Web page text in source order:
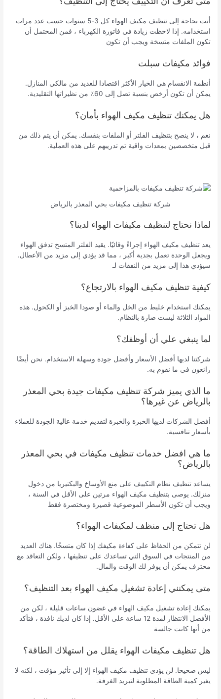
أنت بحاجة إلى تنظيف مكيف الهواء كل 3-5 سنوات حسب عدد مرات
استخدامه. إذا لاحظت زيادة في فاتورة الكهرباء ، فمن المحتمل أن
تكون الملفات متسخة ويجب أن تكون
فوائد مكيفات سبلت
أنظمة الانقسام هي الخيار الأكثر اقتصادا للعديد من مالكي المنازل.
يمكن أن تكون أرخص بنسبة تصل إلى 60٪ من نظيراتها التقليدية.
هل يمكنك تنظيف مكيف الهواء بأمان؟
نعم ، لا ينصح بتنظيف الفلتر أو الملفات بنفسك. يمكن أن يتم ذلك من
قبل متخصصين بمعدات واقية تم تدريبهم على هذه العملية.
شركة تنظيف مكيفات بحي المعذر بالرياض
لماذا نحتاج لتنظيف مكيفات الهواء لدينا؟
يعد تنظيف مكيف الهواء إجراءً وقائيًا. يقيد الفلتر المتسخ تدفق الهواء
ويجعل الوحدة تعمل بجدية أكبر ، مما قد يؤدي إلى مزيد من الأعطال.
سيؤدي هذا إلى مزيد من النفقات لـ
كيفية تنظيف مكيف الهواء بالارتجاع؟
يمكنك استخدام خليط من الخل والماء أو صودا الخبز أو الكحول. هذه
المواد الثلاثة ليست ضارة بالنظام.
لما ينبغي علي أن أوظفك؟
شركتنا لديها أفضل الأسعار وأفضل جودة وسهلة الاستخدام. نحن أيضًا
رائعون في ما نقوم به.
ما الذي يميز شركة تنظيف مكيفات جيدة بحي المعذر
بالرياض عن غيرها؟
أفضل الشركات لديها الخبرة والخبرة لتقديم خدمة عالية الجودة للعملاء
بأسعار تنافسية.
ما هي افضل خدمات تنظيف مكيفات في بحي المعذر
بالرياض؟
يساعد تنظيف نظام التكييف على منع الأوساخ والبكتيريا من دخول
منزلك. يوصى بتنظيف مكيف الهواء مرتين على الأقل في السنة ،
ويجب أن تكون الأسطر الموضوعية قصيرة ومختصرة فقط
هل تحتاج إلى منظف لمكيفات الهواء؟
لن تتمكن من الحفاظ على كفاءة مكيفك إذا كان متسخًا. هناك العديد
من المنتجات في السوق التي تساعدك على تنظيفها ، ولكن التعاقد مع
محترف يمكن أن يوفر لك الوقت والمال.
متى يمكنني إعادة تشغيل مكيف الهواء بعد التنظيف؟
يمكنك إعادة تشغيل مكيف الهواء في غضون ساعات قليلة ، لكن من
الأفضل الانتظار لمدة 12 ساعة على الأقل. إذا كان لديك نافذة ، فتأكد
من أنها كانت جالسة
هل تنظيف مكيفات الهواء يقلل من استهلاك الطاقة؟
ليس صحيحا. لن يؤدي تنظيف مكيف الهواء إلا إلى تأثير مؤقت ، لكنه لا
يغير كمية الطاقة المطلوبة لتبريد الغرفة.